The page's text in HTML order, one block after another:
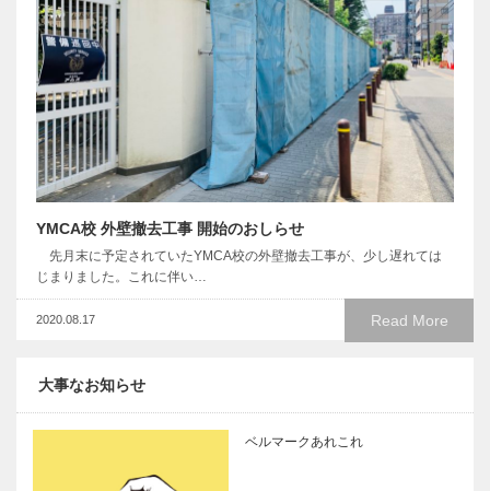
YMCA校 外壁撤去工事 開始のおしらせ
先月末に予定されていたYMCA校の外壁撤去工事が、少し遅れては
じまりました。これに伴い…
Read More
2020.08.17
大事なお知らせ
ベルマークあれこれ